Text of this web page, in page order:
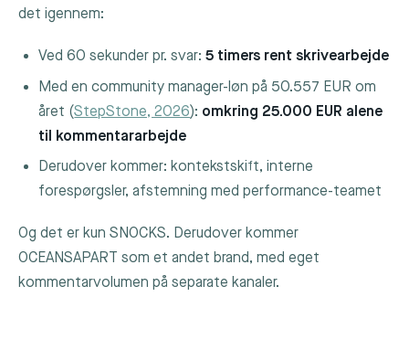
det igennem:
Ved 60 sekunder pr. svar:5 timers rent skrivearbejde
Med en community manager-løn på 50.557 EUR om
året (StepStone, 2026): omkring 25.000 EUR alene
til kommentararbejde
Derudover kommer: kontekstskift, interne
forespørgsler, afstemning med performance-teamet
Og det er kun SNOCKS. Derudover kommer
OCEANSAPART som et andet brand, med eget
kommentarvolumen på separate kanaler.